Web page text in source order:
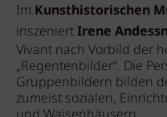
Im Kunsthistorischen
inszeniertIrene
Vivant nach Vorbild der
„Regentenbilder“. Die
Gruppenbildern bilden
zumeist sozialen,